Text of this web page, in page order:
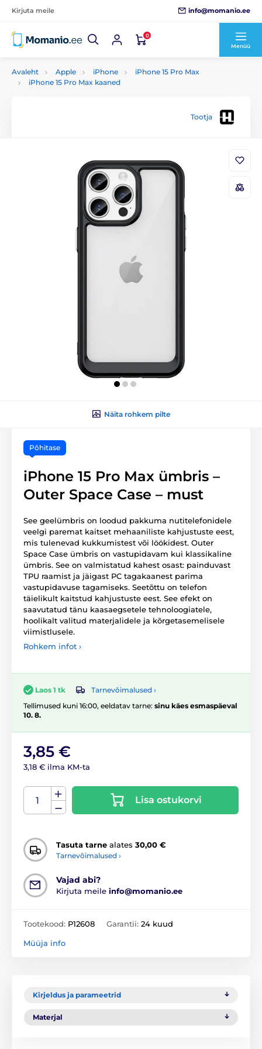
Kirjuta meile info@momanio.ee
0
Menüü
Avaleht Apple iPhone
iPhone 15 Pro Max
iPhone 15 Pro Max kaaned
Tootja
Näita rohkem pilte
Põhitase
iPhone 15 Pro Max ümbris –
Outer Space Case – must
See geelümbris on loodud pakkuma nutitelefonidele
veelgi paremat kaitset mehaaniliste kahjustuste eest,
mis tulenevad kukkumistest või löökidest. Outer
Space Case ümbris on vastupidavam kui klassikaline
ümbris. See on valmistatud kahest osast: painduvast
TPU raamist ja jäigast PC tagakaanest parima
vastupidavuse tagamiseks. Seetõttu on telefon
täielikult kaitstud kahjustuste eest. See efekt on
saavutatud tänu kaasaegsetele tehnoloogiatele,
hoolikalt valitud materjalidele ja kõrgetasemelisele
viimistlusele.
Rohkem infot ›
Laos 1 tk
Tarnevõimalused ›
Tellimused kuni 16:00, eeldatav tarne: sinu käes esmaspäeval
10. 8.
3,85 €
3,18 € ilma KM-ta
Lisa ostukorvi
Tasuta tarne alates 30,00 €
Tarnevõimalused ›
Vajad abi?
Kirjuta meile info@momanio.ee
Tootekood: P12608 Garantii: 24 kuud
Müüja info
Kirjeldus ja parameetrid
Materjal